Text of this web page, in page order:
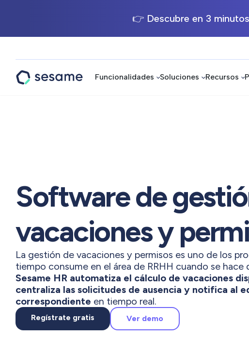
👉 Descubre en 3
Funcionalidades Soluciones Recursos
Software de
vacaciones y
La gestión de vacaciones y permisos es uno de los
tiempo consume en el área de RRHH cuando se hace
Sesame HR automatiza el cálculo de vacaciones
centraliza las solicitudes de ausencia y notifica al
correspondiente en tiempo real.
Regístrate gratis Ver demo